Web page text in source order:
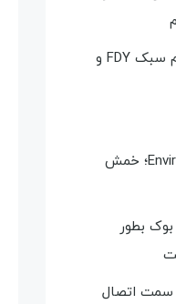
نخ بافته ابریشم سبک FDY و
Environmenatl PVC؛ خمش
بطور
اتصال